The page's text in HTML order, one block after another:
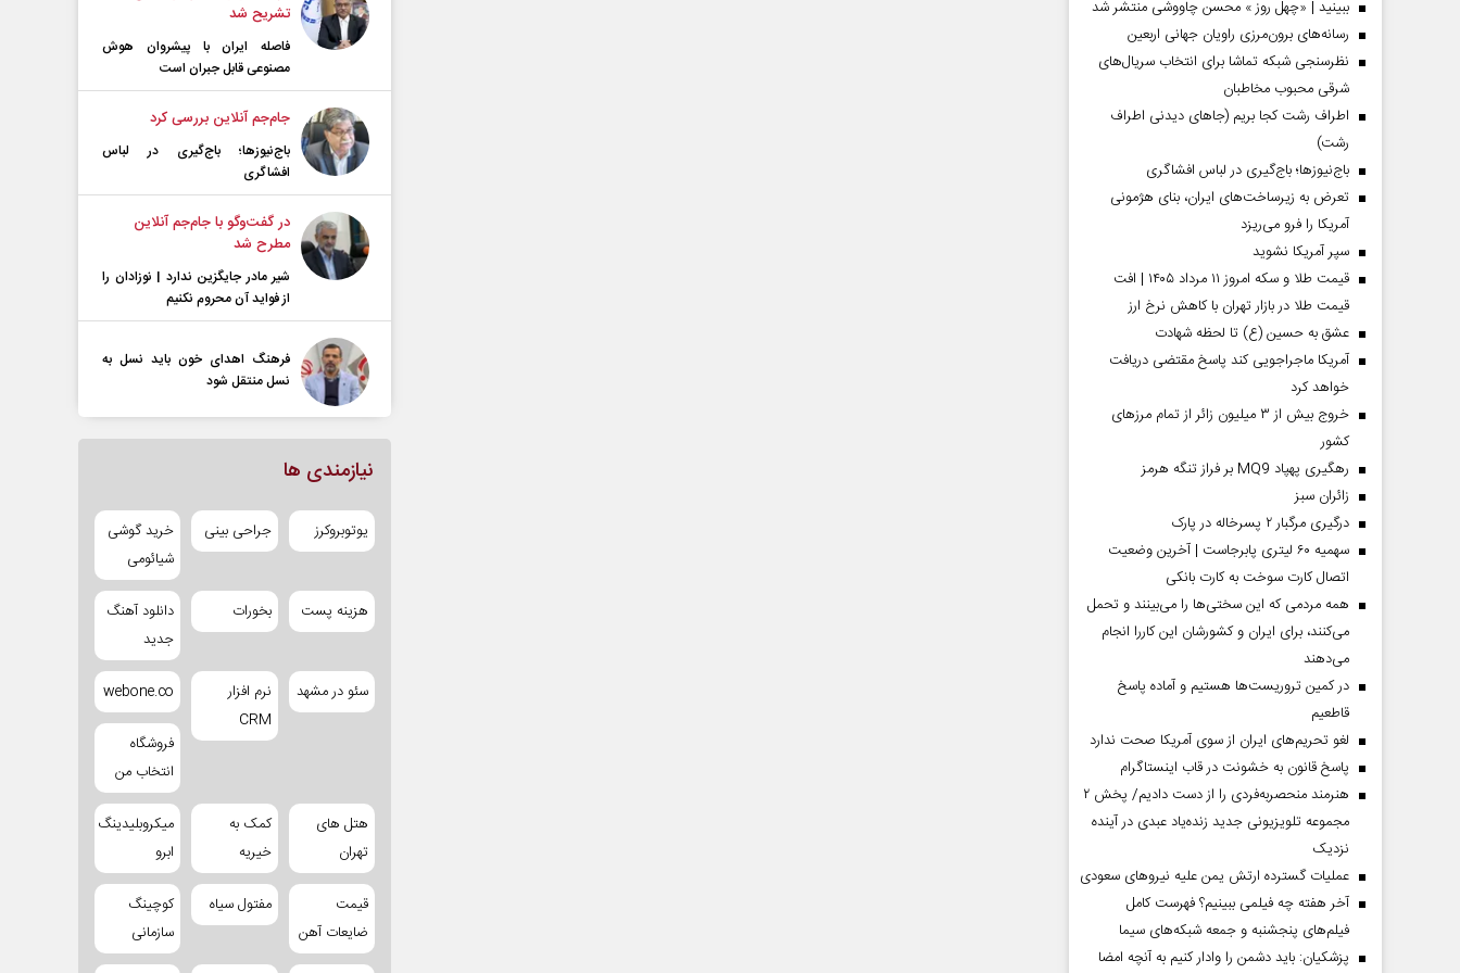
ببینید | «چهل روز » محسن چاووشی منتشر شد
رسانه‌های برون‌مرزی راویان جهانی اربعین
نظرسنجی شبکه تماشا برای انتخاب سریال‌های
شرقی محبوب مخاطبان
اطراف رشت کجا بریم (جاهای دیدنی اطراف
رشت)
باج‌نیوزها؛ باج‌گیری در لباس افشاگری
تعرض به زیرساخت‌های ایران، بنای هژمونی
آمریکا را فرو می‌ریزد
سپر آمریکا نشوید
قیمت طلا و سکه امروز ۱۱ مرداد ۱۴۰۵ | افت
قیمت طلا در بازار تهران با کاهش نرخ ارز
عشق به حسین (ع) تا لحظه شهادت
آمریکا ماجراجویی کند پاسخ مقتضی دریافت
خواهد کرد
خروج بیش از ۳ میلیون زائر از تمام مرز‌های
کشور
رهگیری پهپاد MQ9 بر فراز تنگه هرمز
‌زائران سبز
درگیری مرگبار ۲ پسرخاله در پارک
سهمیه ۶۰ لیتری پابرجاست | آخرین وضعیت
اتصال کارت سوخت به کارت بانکی
همه مردمی که این سختی‌ها را می‌بینند و تحمل
می‌کنند، برای ایران و کشورشان این کاررا انجام
می‌دهند
در کمین تروریست‌ها هستیم و آماده پاسخ
قاطعیم
لغو تحریم‌های ایران از سوی آمریکا صحت ندارد
پاسخ قانون به خشونت در قاب اینستاگرام
هنرمند منحصر‌به‌فردی را از دست دادیم/ پخش ۲
مجموعه تلویزیونی جدید زنده‌یاد عبدی در آینده
نزدیک
عملیات گسترده ارتش یمن علیه نیروهای سعودی
آخر هفته چه فیلمی ببینیم؟ فهرست کامل
فیلم‌های پنجشنبه و جمعه شبکه‌های سیما
پزشکیان: باید دشمن را وادار کنیم به آنچه امضا
تشریح شد
فاصله ایران با پیشرو‌ان هوش
مصنوعی قابل جبران است
جام‌جم آنلاین بررسی کرد
باج‌نیوزها؛ باج‌گیری در لباس
افشاگری
در گفت‌و‌گو با جام‌جم آنلاین
مطرح شد
شیر مادر جایگزین ندارد | نوزادان را
از فواید آن محروم نکنیم
فرهنگ اهدای خون باید نسل به
نسل منتقل شود
نیازمندی ها
یوتوبروکرز جراحی بینی
خرید گوشی
شیائومی
هزینه پست بخورات
دانلود آهنگ
جدید
سئو در مشهد
نرم افزار
CRM
webone.co
فروشگاه
انتخاب من
هتل های
تهران
کمک به
خیریه
میکروبلیدینگ
ابرو
قیمت
ضایعات آهن
مفتول سیاه
کوچینگ
سازمانی